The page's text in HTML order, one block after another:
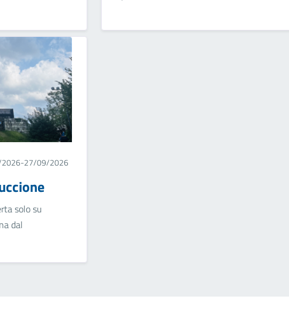
27/09/2026
solo su
dal